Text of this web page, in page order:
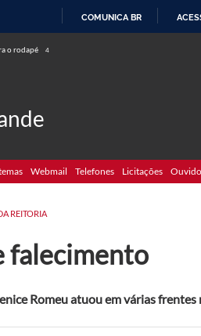
COMUNICA BR
o rodapé 4
Webmail Telefones Licitações
REITORIA
falecimento
Romeu atuou em várias